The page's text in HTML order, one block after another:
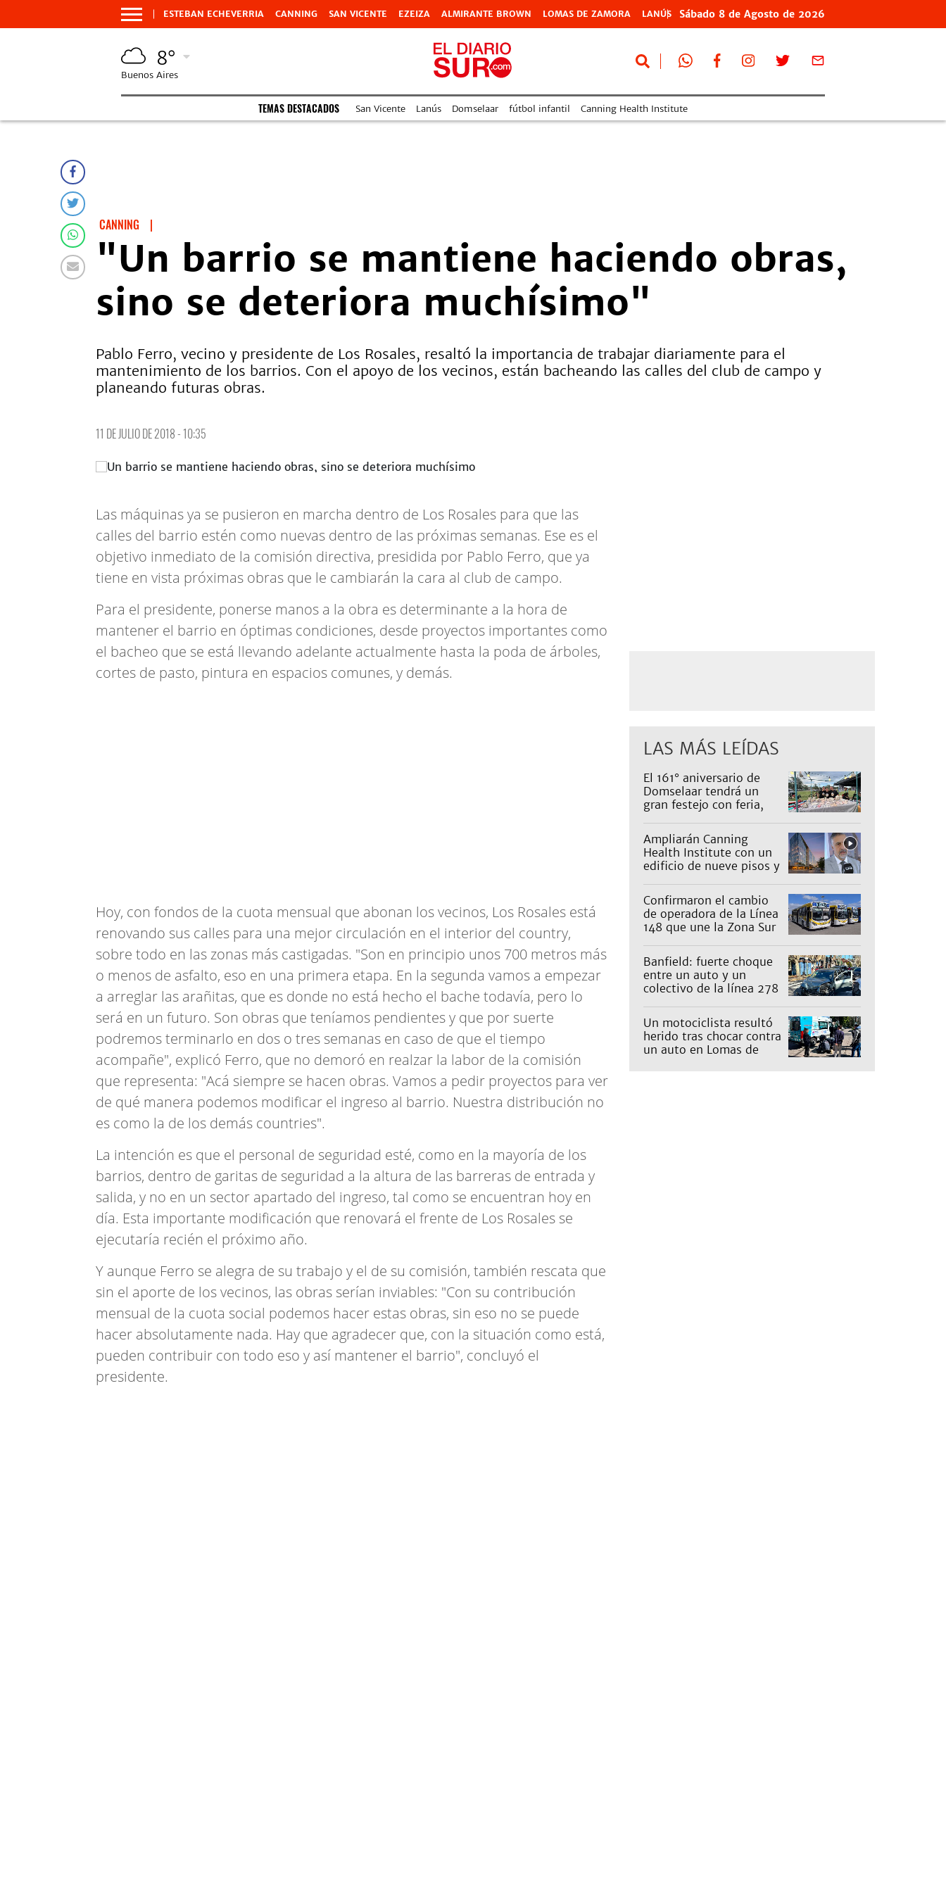
ESTEBAN ECHEVERRIA CANNING SAN VICENTE EZEIZA ALMIRANTE BROWN LOMAS DE ZAMORA LANÚS Sábado 8 de Agosto de 2026
8°
Buenos Aires
TEMAS DESTACADOS San Vicente Lanús Domselaar fútbol infantil Canning Health Institute
CANNING |
"Un barrio se mantiene haciendo obras,
sino se deteriora muchísimo"
Pablo Ferro, vecino y presidente de Los Rosales, resaltó la importancia de trabajar diariamente para el
mantenimiento de los barrios. Con el apoyo de los vecinos, están bacheando las calles del club de campo y
planeando futuras obras.
11 DE JULIO DE 2018 - 10:35
Las máquinas ya se pusieron en marcha dentro de Los Rosales para que las
calles del barrio estén como nuevas dentro de las próximas semanas. Ese es el
objetivo inmediato de la comisión directiva, presidida por Pablo Ferro, que ya
tiene en vista próximas obras que le cambiarán la cara al club de campo.
Para el presidente, ponerse manos a la obra es determinante a la hora de
mantener el barrio en óptimas condiciones, desde proyectos importantes como
el bacheo que se está llevando adelante actualmente hasta la poda de árboles,
cortes de pasto, pintura en espacios comunes, y demás.
Hoy, con fondos de la cuota mensual que abonan los vecinos, Los Rosales está
renovando sus calles para una mejor circulación en el interior del country,
sobre todo en las zonas más castigadas. "Son en principio unos 700 metros más
o menos de asfalto, eso en una primera etapa. En la segunda vamos a empezar
a arreglar las arañitas, que es donde no está hecho el bache todavía, pero lo
será en un futuro. Son obras que teníamos pendientes y que por suerte
podremos terminarlo en dos o tres semanas en caso de que el tiempo
acompañe", explicó Ferro, que no demoró en realzar la labor de la comisión
que representa: "Acá siempre se hacen obras. Vamos a pedir proyectos para ver
de qué manera podemos modificar el ingreso al barrio. Nuestra distribución no
es como la de los demás countries".
La intención es que el personal de seguridad esté, como en la mayoría de los
barrios, dentro de garitas de seguridad a la altura de las barreras de entrada y
salida, y no en un sector apartado del ingreso, tal como se encuentran hoy en
día. Esta importante modificación que renovará el frente de Los Rosales se
ejecutaría recién el próximo año.
Y aunque Ferro se alegra de su trabajo y el de su comisión, también rescata que
sin el aporte de los vecinos, las obras serían inviables: "Con su contribución
mensual de la cuota social podemos hacer estas obras, sin eso no se puede
hacer absolutamente nada. Hay que agradecer que, con la situación como está,
pueden contribuir con todo eso y así mantener el barrio", concluyó el
presidente.
LAS MÁS LEÍDAS
El 161° aniversario de
Domselaar tendrá un
gran festejo con feria,
propuestas para niños
Ampliarán Canning
Health Institute con un
edificio de nueve pisos y
millones
Confirmaron el cambio
de operadora de la Línea
148 que une la Zona Sur
los recorridos
Banfield: fuerte choque
entre un auto y un
colectivo de la línea 278
Un motociclista resultó
herido tras chocar contra
un auto en Lomas de